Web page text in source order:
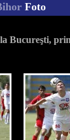
Foto
Bucureşti,